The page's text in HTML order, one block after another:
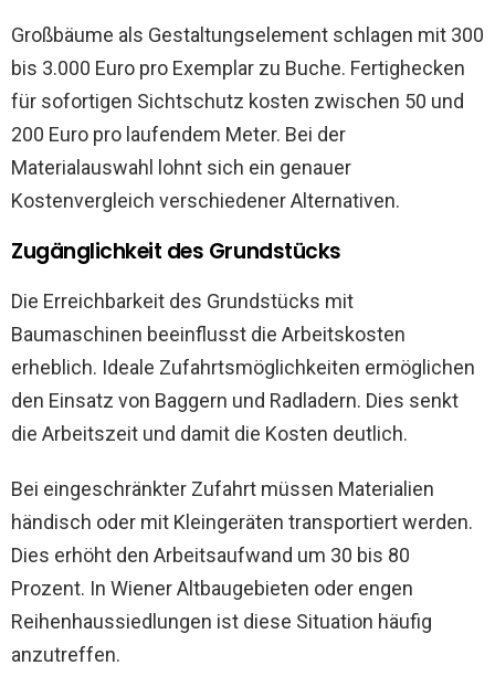
Großbäume als Gestaltungselement schlagen mit 300
bis 3.000 Euro pro Exemplar zu Buche. Fertighecken
für sofortigen Sichtschutz kosten zwischen 50 und
200 Euro pro laufendem Meter. Bei der
Materialauswahl lohnt sich ein genauer
Kostenvergleich verschiedener Alternativen.
Zugänglichkeit des Grundstücks
Die Erreichbarkeit des Grundstücks mit
Baumaschinen beeinflusst die Arbeitskosten
erheblich. Ideale Zufahrtsmöglichkeiten ermöglichen
den Einsatz von Baggern und Radladern. Dies senkt
die Arbeitszeit und damit die Kosten deutlich.
Bei eingeschränkter Zufahrt müssen Materialien
händisch oder mit Kleingeräten transportiert werden.
Dies erhöht den Arbeitsaufwand um 30 bis 80
Prozent. In Wiener Altbaugebieten oder engen
Reihenhaussiedlungen ist diese Situation häufig
anzutreffen.